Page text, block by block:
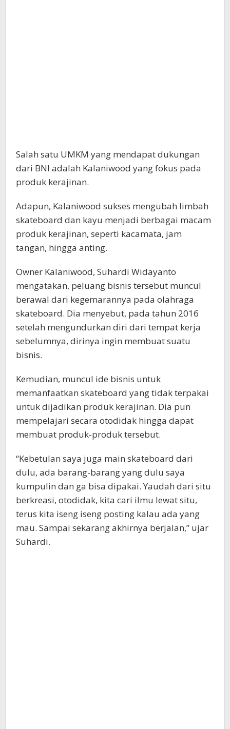
Salah satu UMKM yang mendapat dukungan
dari BNI adalah Kalaniwood yang fokus pada
produk kerajinan.
Adapun, Kalaniwood sukses mengubah limbah
skateboard dan kayu menjadi berbagai macam
produk kerajinan, seperti kacamata, jam
tangan, hingga anting.
Owner Kalaniwood, Suhardi Widayanto
mengatakan, peluang bisnis tersebut muncul
berawal dari kegemarannya pada olahraga
skateboard. Dia menyebut, pada tahun 2016
setelah mengundurkan diri dari tempat kerja
sebelumnya, dirinya ingin membuat suatu
bisnis.
Kemudian, muncul ide bisnis untuk
memanfaatkan skateboard yang tidak terpakai
untuk dijadikan produk kerajinan. Dia pun
mempelajari secara otodidak hingga dapat
membuat produk-produk tersebut.
“Kebetulan saya juga main skateboard dari
dulu, ada barang-barang yang dulu saya
kumpulin dan ga bisa dipakai. Yaudah dari situ
berkreasi, otodidak, kita cari ilmu lewat situ,
terus kita iseng iseng posting kalau ada yang
mau. Sampai sekarang akhirnya berjalan,” ujar
Suhardi.